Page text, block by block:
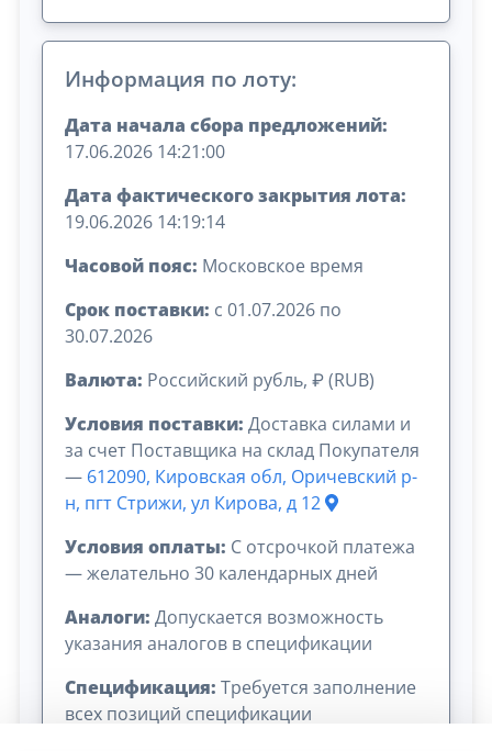
Информация по лоту:
Дата начала сбора предложений:
17.06.2026 14:21:00
Дата фактического закрытия лота:
19.06.2026 14:19:14
Часовой пояс: Московское время
Срок поставки: с 01.07.2026 по
30.07.2026
Валюта: Российский рубль, ₽ (RUB)
Условия поставки: Доставка силами и
за счет Поставщика на склад Покупателя
— 612090, Кировская обл, Оричевский р-
н, пгт Стрижи, ул Кирова, д 12
Условия оплаты: C отсрочкой платежа
— желательно 30 календарных дней
Аналоги: Допускается возможность
указания аналогов в спецификации
Спецификация: Требуется заполнение
всех позиций спецификации